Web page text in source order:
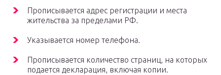
Прописывается адрес регистрации и места
жительства за пределами РФ.
Указывается номер телефона.
Прописывается количество страниц, на которых
подается декларация, включая копии.